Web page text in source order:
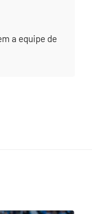
a equipe de